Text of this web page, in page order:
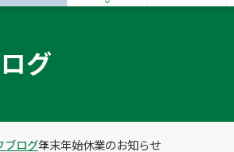
グ
ブログ年末年始休業のお知らせ